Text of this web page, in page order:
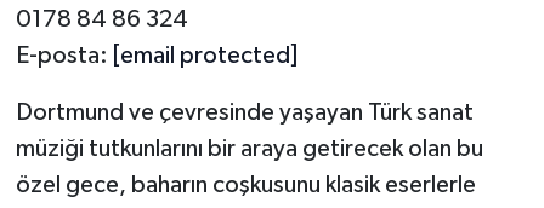
0178 84 86 324
E-posta:
[email protected]
Dortmund ve çevresinde yaşayan Türk sanat
müziği tutkunlarını bir araya getirecek olan bu
özel gece, baharın coşkusunu klasik eserlerle